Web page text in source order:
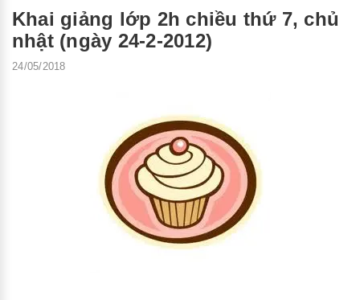
Khai giảng lớp 2h chiều thứ 7, chủ
nhật (ngày 24-2-2012)
24/05/2018